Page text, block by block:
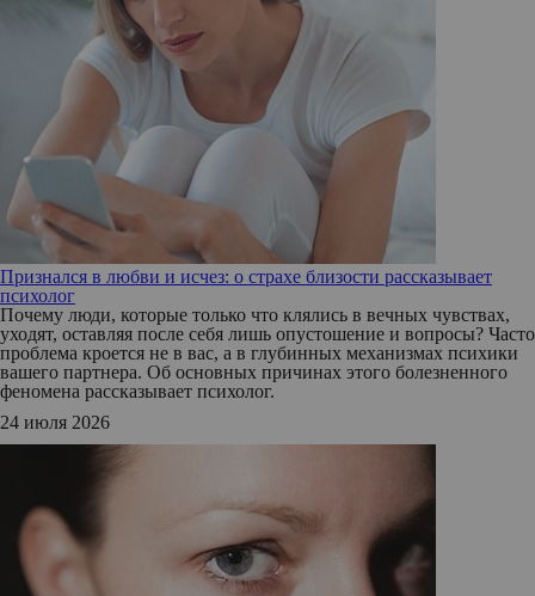
Признался в любви и исчез: о страхе близости рассказывает
психолог
Почему люди, которые только что клялись в вечных чувствах,
уходят, оставляя после себя лишь опустошение и вопросы? Часто
проблема кроется не в вас, а в глубинных механизмах психики
вашего партнера. Об основных причинах этого болезненного
феномена рассказывает психолог.
24 июля 2026